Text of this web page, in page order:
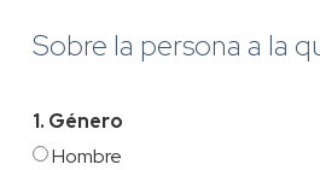
Sobre la persona a la
1. Género
Hombre